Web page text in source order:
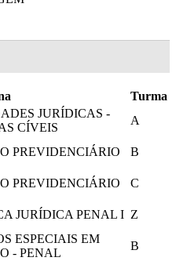
Turma
JURÍDICAS -
CÍVEIS
A
PREVIDENCIÁRIO
B
PREVIDENCIÁRIO
C
JURÍDICA PENAL I Z
ESPECIAIS EM
- PENAL
B